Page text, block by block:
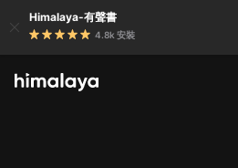
Himalaya-有聲書
4.8k 安裝